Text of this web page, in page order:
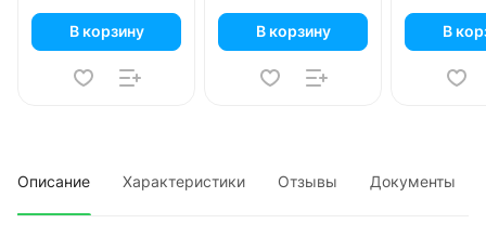
В корзину В корзину В
Описание Характеристики Отзывы Документы